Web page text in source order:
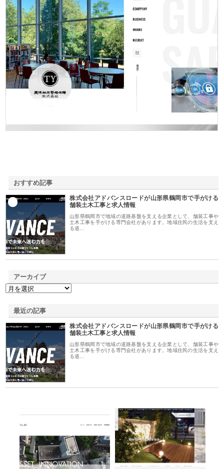
おすすめ記事
株式会社アドバンスロードが山形県鶴岡市で手がける
舗装土木工事と求人情報
山形県鶴岡市で地域の道路基盤を支える企業として、舗装工事や
土木工事を手がける専門会社があります。地域住民の生活を支え
る道…
アーカイブ
最近の記事
株式会社アドバンスロードが山形県鶴岡市で手がける
舗装土木工事と求人情報
山形県鶴岡市で地域の道路基盤を支える企業として、舗装工事や
土木工事を手がける専門会社があります。地域住民の生活を支え
る道…